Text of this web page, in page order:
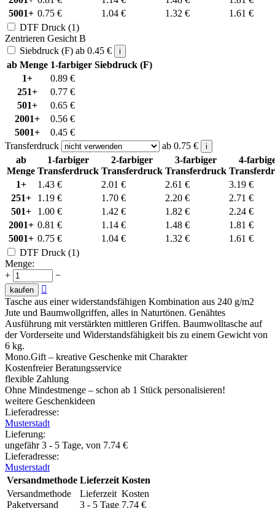
5001+ 0.75 € 1.04 € 1.32 € 1.61 €
DTF Druck (1)
Zentrieren Gesicht B
Siebdruck (F) ab 0.45 € i
ab Menge 1-farbiger Siebdruck (F)
1+
0.89 €
251+
0.77 €
501+
0.65 €
2001+
0.56 €
5001+
0.45 €
Transferdruck
ab 0.75 € i
ab
Menge
1-farbiger
Transferdruck
2-farbiger
Transferdruck
3-farbiger
Transferdruck
4-
1+
1.43 € 2.01 € 2.61 € 3.19 €
251+
1.19 € 1.70 € 2.20 € 2.71 €
501+
1.00 € 1.42 € 1.82 € 2.24 €
2001+ 0.81 € 1.14 € 1.48 € 1.81 €
5001+ 0.75 € 1.04 € 1.32 € 1.61 €
DTF Druck (1)
Menge:
+
−
kaufen

Tasche aus einer widerstandsfähigen Kombination aus 240 g/m2
Jute und Baumwollgriffen, alles in Naturtönen. Genähtes
Ausführung mit verstärkten mittleren Griffen. Baumwolltasche auf
der Vorderseite und Widerstandsfähigkeit bis zu einem Gewicht von
6 kg.
Mono.Gift – kreative Geschenke mit Charakter
Kostenfreier Beratungsservice
flexible Zahlung
Ohne Mindestmenge – schon ab 1 Stück personalisieren!
weitere Geschenkideen
Lieferadresse:
Musterstadt
Lieferung:
ungefähr 3 - 5 Tage, von 7.74 €
Lieferadresse:
Musterstadt
Versandmethode Lieferzeit Kosten
Versandmethode
Paketversand
Lieferzeit
3 - 5 Tage
Kosten
7.74 €